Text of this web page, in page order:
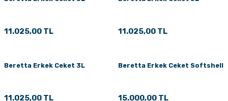
11.025,00 TL 11.025,00 TL
Beretta Erkek Ceket 3L
11.025,00 TL
Beretta Erkek Ceket Softshell
15.000,00 TL